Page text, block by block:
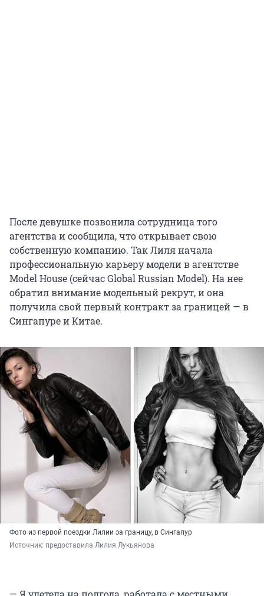
После девушке позвонила сотрудница того
агентства и сообщила, что открывает свою
собственную компанию. Так Лиля начала
профессиональную карьеру модели в агентстве
Model House (сейчас Global Russian Model). На нее
обратил внимание модельный рекрут, и она
получила свой первый контракт за границей — в
Сингапуре и Китае.
Фото из первой поездки Лилии за границу, в Сингапур
Источник: предоставила Лилия Лукьянова